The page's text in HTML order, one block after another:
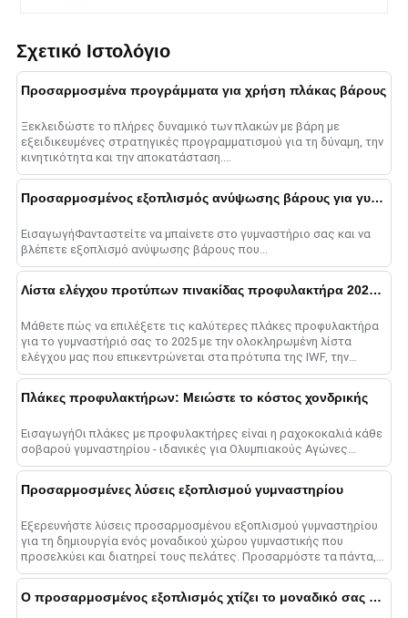
Σχετικό Ιστολόγιο
Προσαρμοσμένα προγράμματα για χρήση πλάκας βάρους
Ξεκλειδώστε το πλήρες δυναμικό των πλακών με βάρη με
εξειδικευμένες στρατηγικές προγραμματισμού για τη δύναμη, την
κινητικότητα και την αποκατάσταση....
Προσαρμοσμένος εξοπλισμός ανύψωσης βάρους για γυμναστήρια
ΕισαγωγήΦανταστείτε να μπαίνετε στο γυμναστήριο σας και να
βλέπετε εξοπλισμό ανύψωσης βάρους που...
Λίστα ελέγχου προτύπων πινακίδας προφυλακτήρα 2025: Συμβουλές ποιότητας
Μάθετε πώς να επιλέξετε τις καλύτερες πλάκες προφυλακτήρα
για το γυμναστήριό σας το 2025 με την ολοκληρωμένη λίστα
ελέγχου μας που επικεντρώνεται στα πρότυπα της IWF, την
ποιότητα του υλικού, τις βαθμολογίες αναπήδησης, ένα......
Πλάκες προφυλακτήρων: Μειώστε το κόστος χονδρικής
ΕισαγωγήΟι πλάκες με προφυλακτήρες είναι η ραχοκοκαλιά κάθε
σοβαρού γυμναστηρίου - ιδανικές για Ολυμπιακούς Αγώνες...
Προσαρμοσμένες λύσεις εξοπλισμού γυμναστηρίου
Εξερευνήστε λύσεις προσαρμοσμένου εξοπλισμού γυμναστηρίου
για τη δημιουργία ενός μοναδικού χώρου γυμναστικής που
προσελκύει και διατηρεί τους πελάτες. Προσαρμόστε τα πάντα,
από μηχανήματα Smith μέχρι αλτήρες σε......
Ο προσαρμοσμένος εξοπλισμός χτίζει το μοναδικό σας εμπορικό σήμα